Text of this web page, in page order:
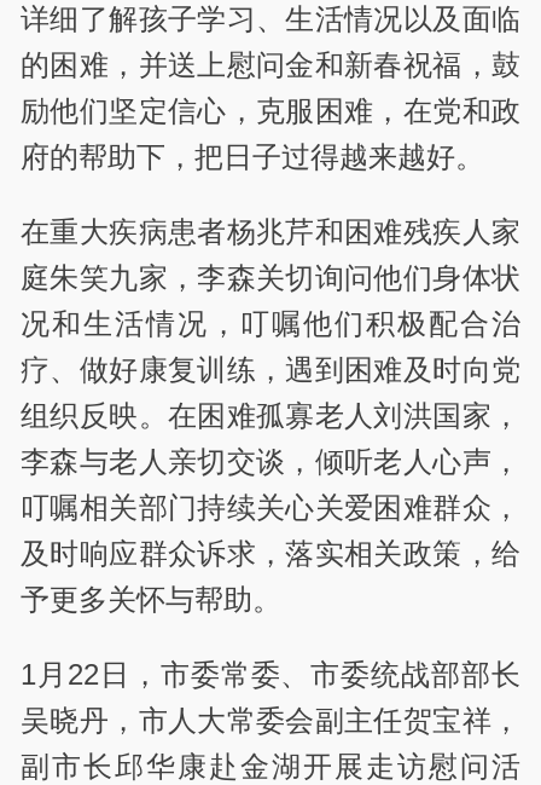
详细了解孩子学习、生活情况以及面临
的困难，并送上慰问金和新春祝福，鼓
励他们坚定信心，克服困难，在党和政
府的帮助下，把日子过得越来越好。
在重大疾病患者杨兆芹和困难残疾人家
庭朱笑九家，李森关切询问他们身体状
况和生活情况，叮嘱他们积极配合治
疗、做好康复训练，遇到困难及时向党
组织反映。在困难孤寡老人刘洪国家，
李森与老人亲切交谈，倾听老人心声，
叮嘱相关部门持续关心关爱困难群众，
及时响应群众诉求，落实相关政策，给
予更多关怀与帮助。
1月22日，市委常委、市委统战部部长
吴晓丹，市人大常委会副主任贺宝祥，
副市长邱华康赴金湖开展走访慰问活